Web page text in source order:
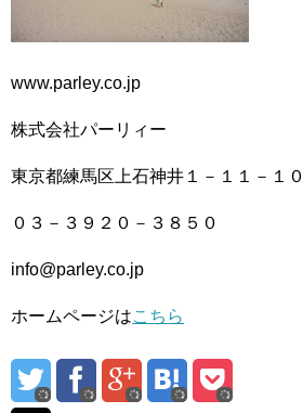
www.parley.co.jp
株式会社パーリィー
東京都練馬区上石神井１－１１－１０
０３－３９２０－３８５０
info@parley.co.jp
ホームページはこちら